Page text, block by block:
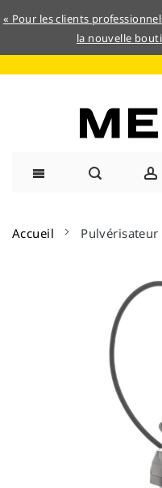
« Pour les clients
la nouvelle
contenu
Accueil Pulvérisateur